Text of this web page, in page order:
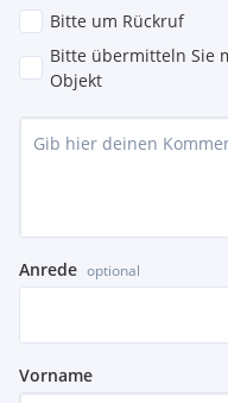
Bitte um Rückruf
Bitte übermitteln Sie
Objekt
Anrede optional
Vorname